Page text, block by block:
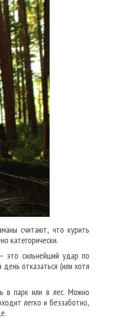
считают, что курить
категорически.
это сильнейший удар по
отказаться (или хотя
в парк или в лес. Можно
легко и беззаботно,